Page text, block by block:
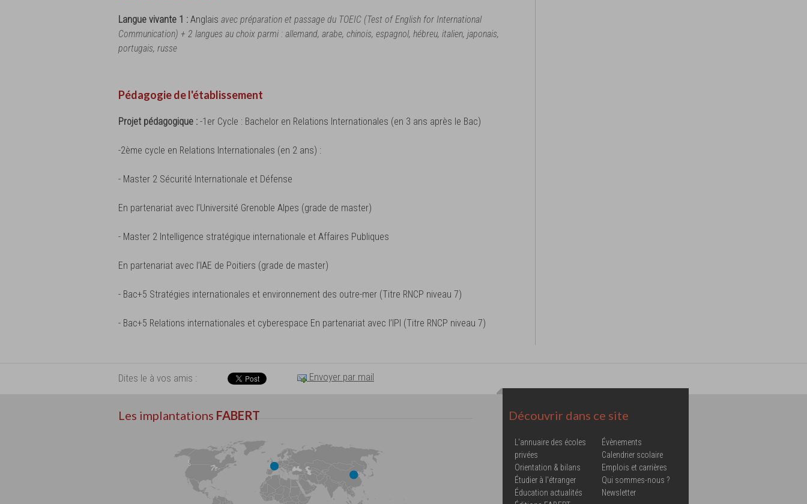
Langue vivante 1 : Anglais avec préparation et passage du TOEIC (Test of English for International
Communication) + 2 langues au choix parmi : allemand, arabe, chinois, espagnol, hébreu, italien, japonais,
portugais, russe
Pédagogie de l'établissement
Projet pédagogique : -1er Cycle : Bachelor en Relations Internationales (en 3 ans après le Bac)
-2ème cycle en Relations Internationales (en 2 ans) :
- Master 2 Sécurité Internationale et Défense
En partenariat avec l’Université Grenoble Alpes (grade de master)
- Master 2 Intelligence stratégique internationale et Affaires Publiques
En partenariat avec l’IAE de Poitiers (grade de master)
- Bac+5 Stratégies internationales et environnement des outre-mer (Titre RNCP niveau 7)
- Bac+5 Relations internationales et cyberespace En partenariat avec l’IPI (Titre RNCP niveau 7)
Dites le à vos amis : Envoyer par mail
Les implantations FABERT Découvrir dans ce site
L'annuaire des écoles
privées
Orientation & bilans
Étudier à l'étranger
Éducation actualités
Évènements
Calendrier scolaire
Emplois et carrières
Qui sommes-nous ?
Newsletter